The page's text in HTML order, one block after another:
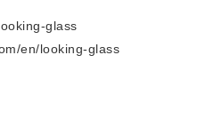
glass
en/looking-glass